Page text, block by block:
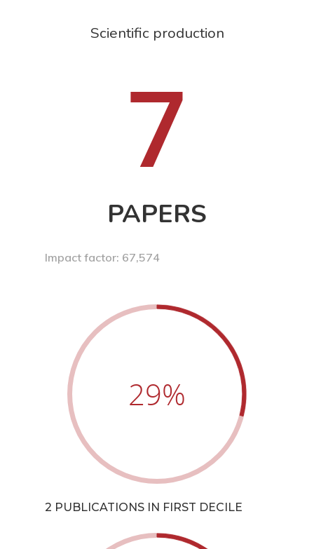
Scientific production
7
PAPERS
Impact factor: 67,574
29%
2 PUBLICATIONS IN FIRST DECILE